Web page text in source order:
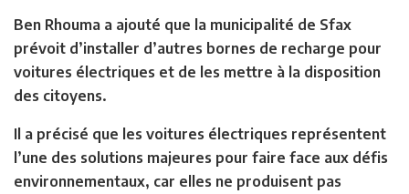
Ben Rhouma a ajouté que la municipalité de Sfax
prévoit d’installer d’autres bornes de recharge pour
voitures électriques et de les mettre à la disposition
des citoyens.
Il a précisé que les voitures électriques représentent
l’une des solutions majeures pour faire face aux défis
environnementaux, car elles ne produisent pas